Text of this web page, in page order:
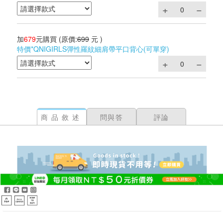
加679元購買 (原價:699 元 )
特價*QNIGIRLS彈性羅紋細肩帶平口背心(可單穿)
商品敘述 問與答 評論